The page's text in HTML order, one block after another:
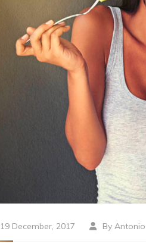
19 December, 2017 By Antonio